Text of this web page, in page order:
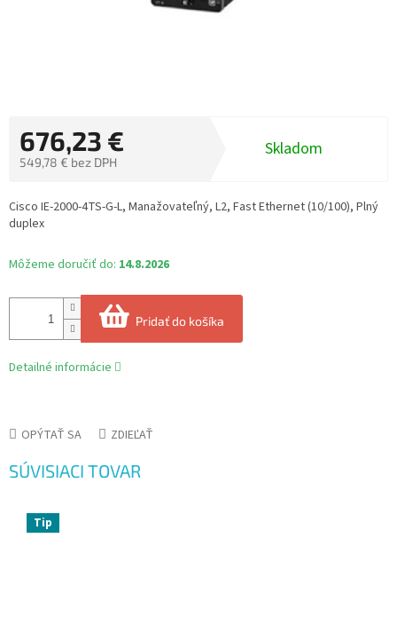
676,23 €
549,78 € bez DPH
cena:
Skladom
Môžeme doručiť do: 14.8.2026
Pridať do košíka
Cisco IE-2000-4TS-G-L, Manažovateľný, L2, Fast Ethernet (10/100), Plný
duplex
Detailné informácie
OPÝTAŤ SA ZDIEĽAŤ
SÚVISIACI TOVAR
Tip